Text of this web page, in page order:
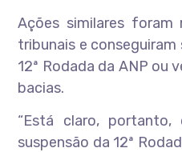
Ações similares
tribunais e
12ª Rodada da ANP ou
bacias.
“Está claro,
suspensão da 12ª